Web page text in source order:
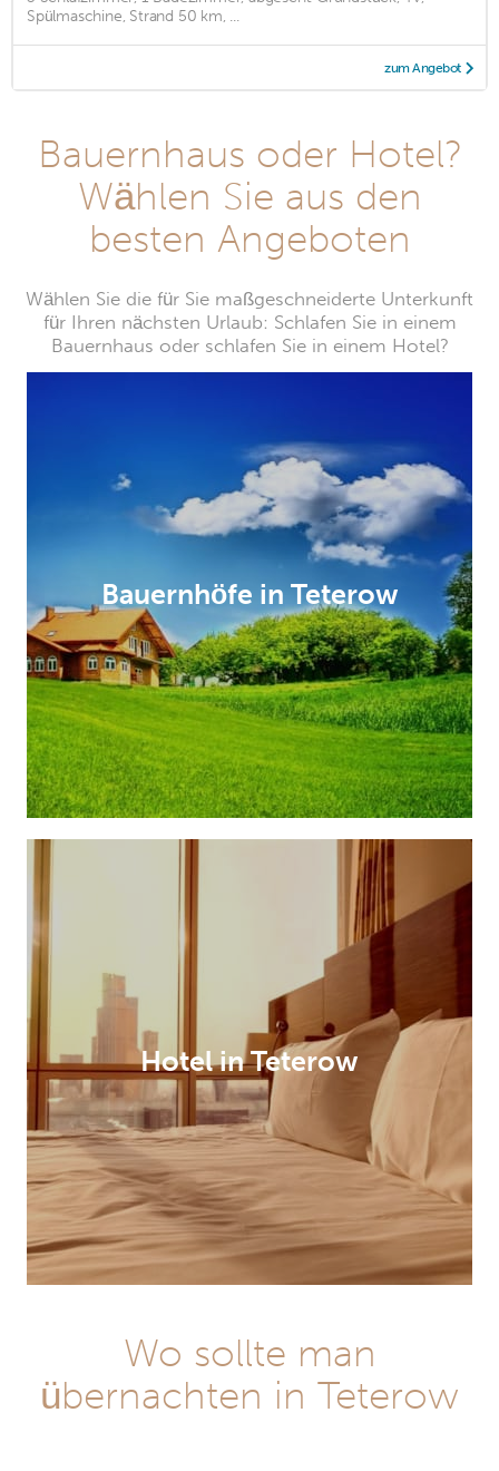
Spülmaschine, Strand 50 km, ...
zum Angebot
Bauernhaus oder Hotel?
Wählen Sie aus den
besten Angeboten
Wählen Sie die für Sie maßgeschneiderte Unterkunft
für Ihren nächsten Urlaub: Schlafen Sie in einem
Bauernhaus oder schlafen Sie in einem Hotel?
Bauernhöfe in Teterow
Hotel in Teterow
Wo sollte man
übernachten in Teterow